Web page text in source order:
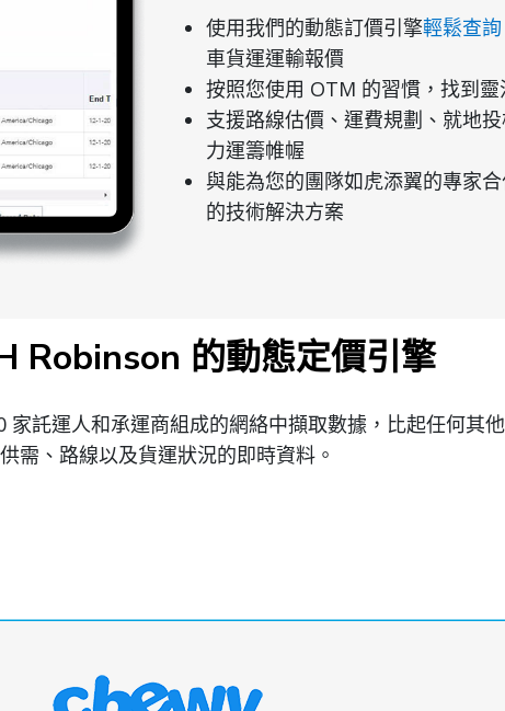
使用我們的動態訂價引擎輕鬆查
車貨運運輸報價
按照您使用 OTM 的習慣，找到
支援路線估價、運費規劃、就地
力運籌帷幄
與能為您的團隊如虎添翼的專家
的技術解決方案
Robinson 的動態定價引擎
託運人和承運商組成的網絡中擷取數據，比起任何其
需、路線以及貨運狀況的即時資料。